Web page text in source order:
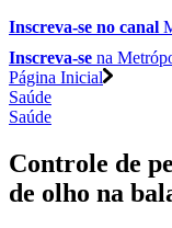
Inscreva-se no canal
Inscreva-se na
Página Inicial
Saúde
Saúde
Controle de
de olho na